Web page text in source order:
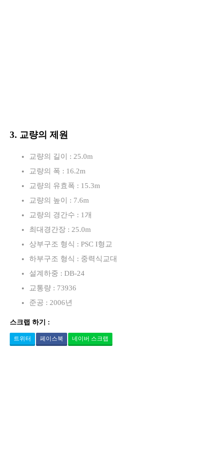
3. 교량의 제원
교량의 길이 : 25.0m
교량의 폭 : 16.2m
교량의 유효폭 : 15.3m
교량의 높이 : 7.6m
교량의 경간수 : 1개
최대경간장 : 25.0m
상부구조 형식 : PSC I형교
하부구조 형식 : 중력식교대
설계하중 : DB-24
교통량 : 73936
준공 : 2006년
스크랩 하기 :
트위터 페이스북 네이버 스크랩